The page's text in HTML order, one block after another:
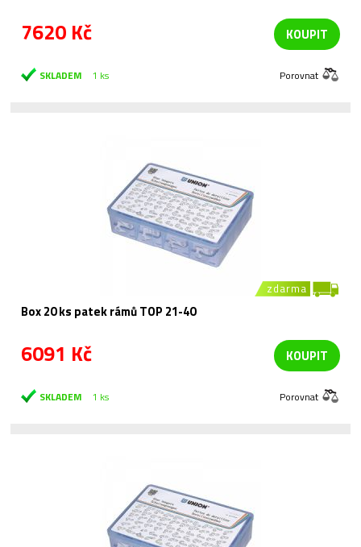
7620 Kč KOUPIT
SKLADEM 1 ks Porovnat
zdarma
Box 20 ks patek rámů TOP 21-40
6091 Kč KOUPIT
SKLADEM 1 ks Porovnat